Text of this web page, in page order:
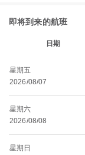
即将到来的航班
日期
星期五
2026/08/07
星期六
2026/08/08
星期日